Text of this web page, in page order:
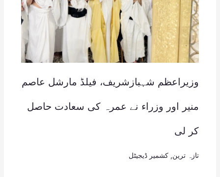
وزیراعظم شہبازشریف، فیلڈ مارشل عاصم
منیر اور وزراء نے عمرہ کی سعادت حاصل
کر لی
تازہ ترین کشمیر ڈیجیٹل